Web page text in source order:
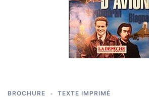
BROCHURE TEXTE IMPRIMÉ